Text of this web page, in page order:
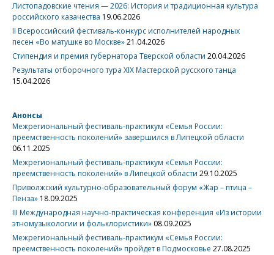
Листопадовские чтения — 2026: История и традиционная культура
российского казачества 19.06.2026
II Всероссийский фестиваль-конкурс исполнителей народных
песен «Во матушке во Москве»21.04.2026
Стипендия и премия губернатора Тверской области 20.04.2026
Результаты отборочного тура XIX Мастерской русского танца
15.04.2026
Анонсы
Межрегиональный фестиваль-практикум «Семья России:
преемственность поколений» завершился в Липецкой области
06.11.2025
Межрегиональный фестиваль-практикум «Семья России:
преемственность поколений» в Липецкой области 29.10.2025
Приволжский культурно-образовательный форум «Жар – птица –
Пенза» 18.09.2025
III Международная научно-практическая конференция «Из истории
этномузыкологии и фольклористики» 08.09.2025
Межрегиональный фестиваль-практикум «Семья России:
преемственность поколений» пройдет в Подмосковье 27.08.2025